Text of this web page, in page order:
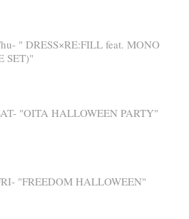
" DRESS×RE:FILL feat. MONO
SET)"
"OITA HALLOWEEN PARTY"
"FREEDOM HALLOWEEN"